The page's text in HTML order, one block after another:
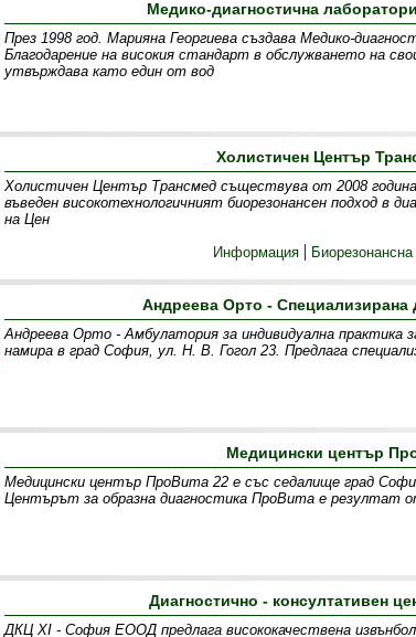
Медико-диагностична
През 1998 год. Марияна Георгиева създава Медико-
Благодарение на високия стандарт в обслужването на
утвърждава като един от вод
Холистичен Център
Холистичен Център Трансмед съществува от 2008
въведен високотехнологичният биорезонансен подход в
на Цен
Информация
Андреева Орто -
Андреева Орто - Амбулатория за индивидуална практика
намира в град София, ул. Н. В. Гогол 23. Предлага
Медицински център
Медицински център ПроВита 22 е със седалище град
Центърът за образна диагностика ПроВита e резултат
Диагностично - консултативен
ДКЦ XI - София ЕООД предлага висококачествена